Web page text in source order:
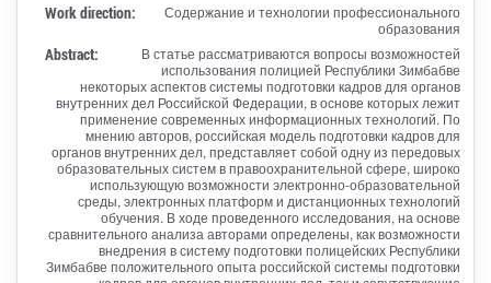
Work direction:
Содержание и технологии профессионального
образования
Abstract:
В статье рассматриваются вопросы возможностей
использования полицией Республики Зимбабве
некоторых аспектов системы подготовки кадров для органов
внутренних дел Российской Федерации, в основе которых лежит
применение современных информационных технологий. По
мнению авторов, российская модель подготовки кадров для
органов внутренних дел, представляет собой одну из передовых
образовательных систем в правоохранительной сфере, широко
использующую возможности электронно-образовательной
среды, электронных платформ и дистанционных технологий
обучения. В ходе проведенного исследования, на основе
сравнительного анализа авторами определены, как возможности
внедрения в систему подготовки полицейских Республики
Зимбабве положительного опыта российской системы подготовки